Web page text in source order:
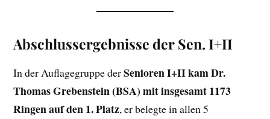
Abschlussergebnisse der Sen. I+II
In der Auflagegruppe derSenioren I+II kam Dr.
Thomas Grebenstein (BSA) mit insgesamt 1173
Ringen auf den 1. Platz, er belegte in allen 5